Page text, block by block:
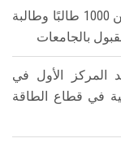
معامل التنسيق الإلكتروني تستقبل أكثر من 1000 طالبًا وطالبة
بالجامعات
المركز الأول في
في قطاع الطاقة